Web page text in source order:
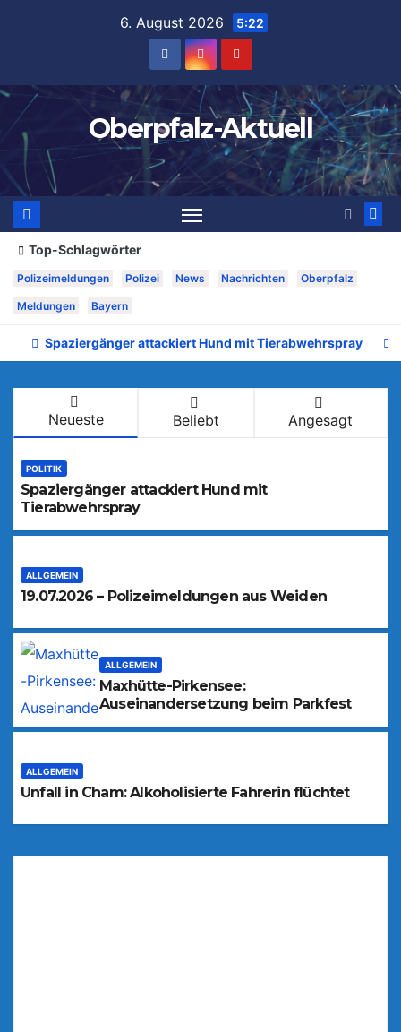
6. August 2026 5:22
Oberpfalz-Aktuell
Top-Schlagwörter
Polizeimeldungen Polizei News Nachrichten Oberpfalz
Meldungen Bayern
Spaziergänger attackiert Hund mit Tierabwehrspray
Neueste Beliebt Angesagt
POLITIK
Spaziergänger attackiert Hund mit
Tierabwehrspray
ALLGEMEIN
19.07.2026 – Polizeimeldungen aus Weiden
ALLGEMEIN
Maxhütte-Pirkensee:
Auseinandersetzung beim Parkfest
ALLGEMEIN
Unfall in Cham: Alkoholisierte Fahrerin flüchtet